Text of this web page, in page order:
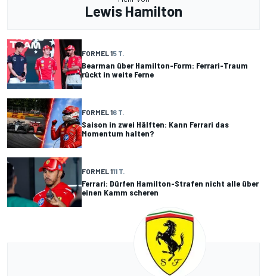
Lewis Hamilton
FORMEL 15 T.
Bearman über Hamilton-Form: Ferrari-Traum
rückt in weite Ferne
FORMEL 16 T.
Saison in zwei Hälften: Kann Ferrari das
Momentum halten?
FORMEL 111 T.
Ferrari: Dürfen Hamilton-Strafen nicht alle über
einen Kamm scheren